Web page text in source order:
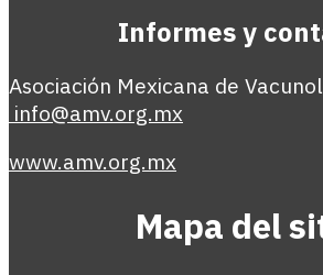
Informes y
Asociación Mexicana de
info@amv.org.mx
www.amv.org.mx
Mapa del